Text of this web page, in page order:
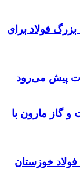
فولاد برای
پیش می‌رود
گاز مارون با
خوزستان